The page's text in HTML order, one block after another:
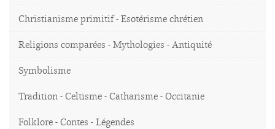
Christianisme primitif - Esotérisme chrétien
Religions comparées - Mythologies - Antiquité
Symbolisme
Tradition - Celtisme - Catharisme - Occitanie
Folklore - Contes - Légendes